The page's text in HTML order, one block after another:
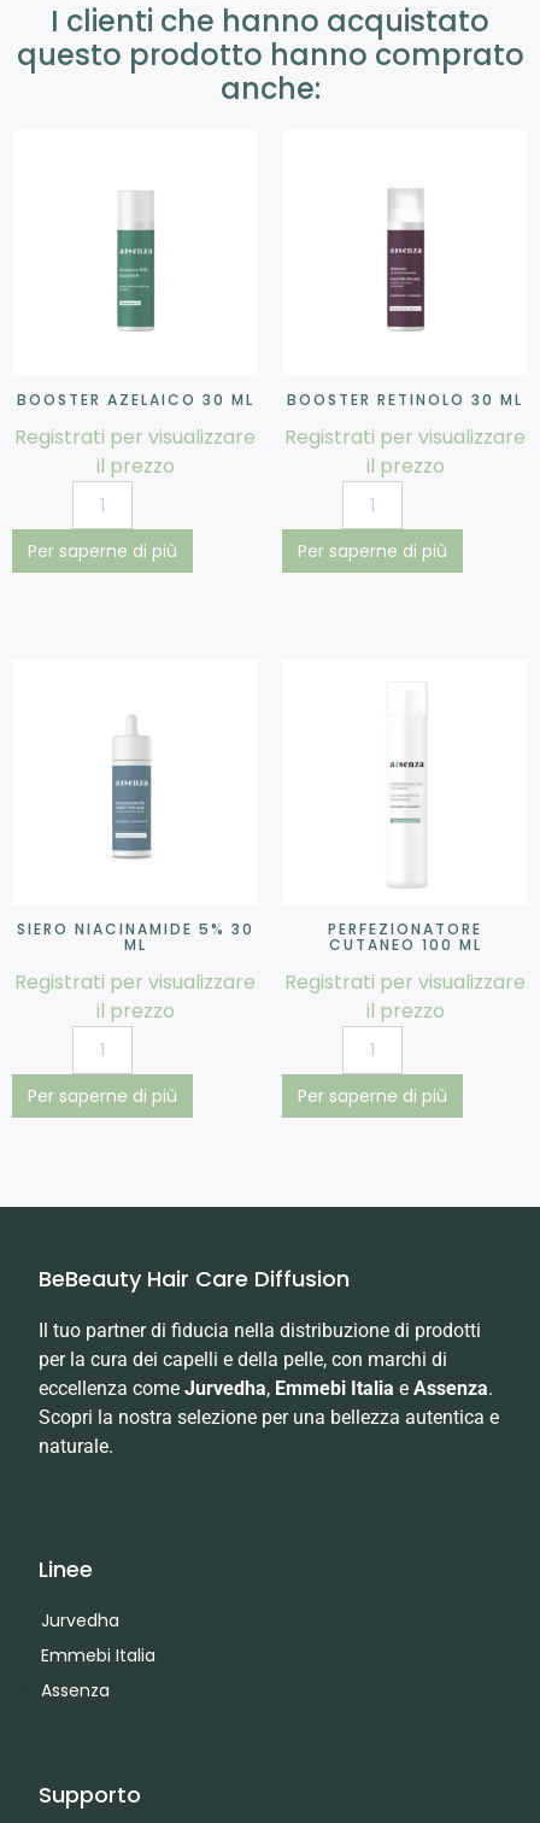
I clienti che hanno acquistato
questo prodotto hanno comprato
anche:
BOOSTER AZELAICO 30 ML
Registrati per visualizzare
il prezzo
Per saperne di più
BOOSTER RETINOLO 30 ML
Registrati per visualizzare
il prezzo
Per saperne di più
SIERO NIACINAMIDE 5% 30
ML
Registrati per visualizzare
il prezzo
Per saperne di più
PERFEZIONATORE
CUTANEO 100 ML
Registrati per visualizzare
il prezzo
Per saperne di più
BeBeauty Hair Care Diffusion
Il tuo partner di fiducia nella distribuzione di prodotti
per la cura dei capelli e della pelle, con marchi di
eccellenza come Jurvedha, Emmebi Italia e Assenza.
Scopri la nostra selezione per una bellezza autentica e
naturale.
Linee
Jurvedha
Emmebi Italia
Assenza
Supporto